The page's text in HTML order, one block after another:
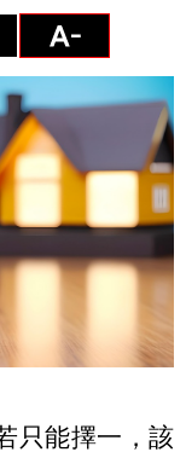
只能擇一，該